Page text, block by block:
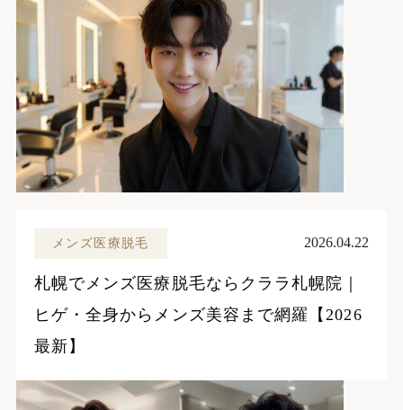
メンズ医療脱毛 2026.04.22
札幌でメンズ医療脱毛ならクララ札幌院｜
ヒゲ・全身からメンズ美容まで網羅【2026
最新】